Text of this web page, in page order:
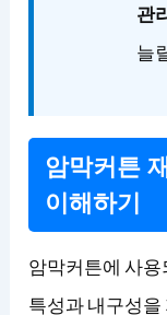
관
늘
암막커튼
이해하기
암막커튼에 사
특성과 내구성을